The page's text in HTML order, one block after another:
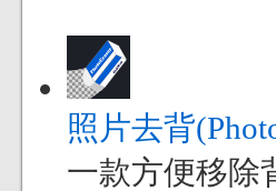
照片去背
一款方便移除